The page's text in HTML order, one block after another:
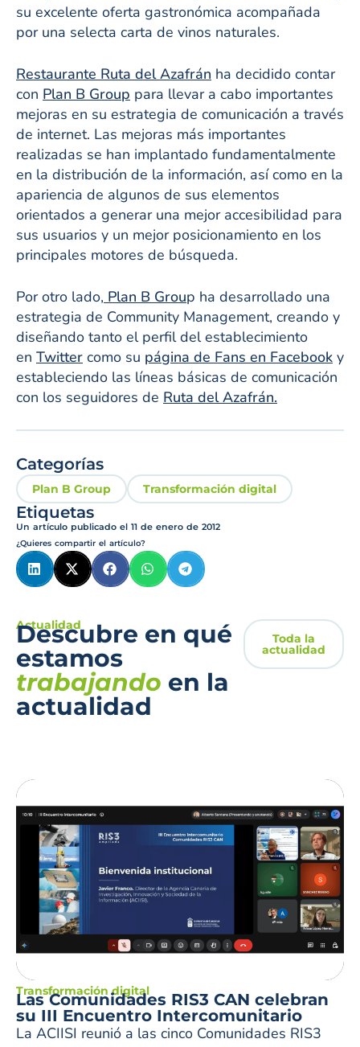
su excelente oferta gastronómica acompañada
por una selecta carta de vinos naturales.
Restaurante Ruta del Azafrán ha decidido contar
con Plan B Group para llevar a cabo importantes
mejoras en su estrategia de comunicación a través
de internet. Las mejoras más importantes
realizadas se han implantado fundamentalmente
en la distribución de la información, así como en la
apariencia de algunos de sus elementos
orientados a generar una mejor accesibilidad para
sus usuarios y un mejor posicionamiento en los
principales motores de búsqueda.
Por otro lado, Plan B Group ha desarrollado una
estrategia de Community Management, creando y
diseñando tanto el perfil del establecimiento
en Twitter como su página de Fans en Facebook y
estableciendo las líneas básicas de comunicación
con los seguidores de Ruta del Azafrán.
Categorías
Plan B Group Transformación digital
Etiquetas
Un artículo publicado el 11 de enero de 2012
¿Quieres compartir el artículo?
Actualidad
Descubre en qué
estamos
trabajando en la
actualidad
Toda la
actualidad
Transformación digital
Las Comunidades RIS3 CAN celebran
su III Encuentro Intercomunitario
La ACIISI reunió a las cinco Comunidades RIS3